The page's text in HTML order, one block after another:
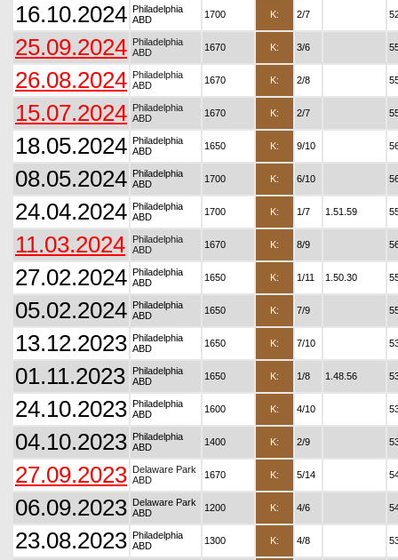
16.10.2024 Philadelphia
ABD
1700 K: 2/7
25.09.2024 Philadelphia
ABD
1670 K: 3/6
26.08.2024 Philadelphia
ABD
1670 K: 2/8
15.07.2024 Philadelphia
ABD
1670 K: 2/7
18.05.2024 Philadelphia
ABD
1650 K: 9/10
08.05.2024 Philadelphia
ABD
1700 K: 6/10
24.04.2024 Philadelphia
ABD
1700 K: 1/7 1.51.59
11.03.2024
Philadelphia
ABD
1670 K: 8/9
27.02.2024 Philadelphia
ABD
1650 K: 1/11 1.50.30
05.02.2024 Philadelphia
ABD
1650 K: 7/9
13.12.2023 Philadelphia
ABD
1650 K: 7/10
01.11.2023
Philadelphia
ABD
1650 K: 1/8 1.48.56
24.10.2023 Philadelphia
ABD
1600 K: 4/10
04.10.2023 Philadelphia
ABD
1400 K: 2/9
27.09.2023 Delaware Park
ABD
1670 K: 5/14
06.09.2023 Delaware Park
ABD
1200 K: 4/6
23.08.2023 Philadelphia
ABD
1300 K: 4/8